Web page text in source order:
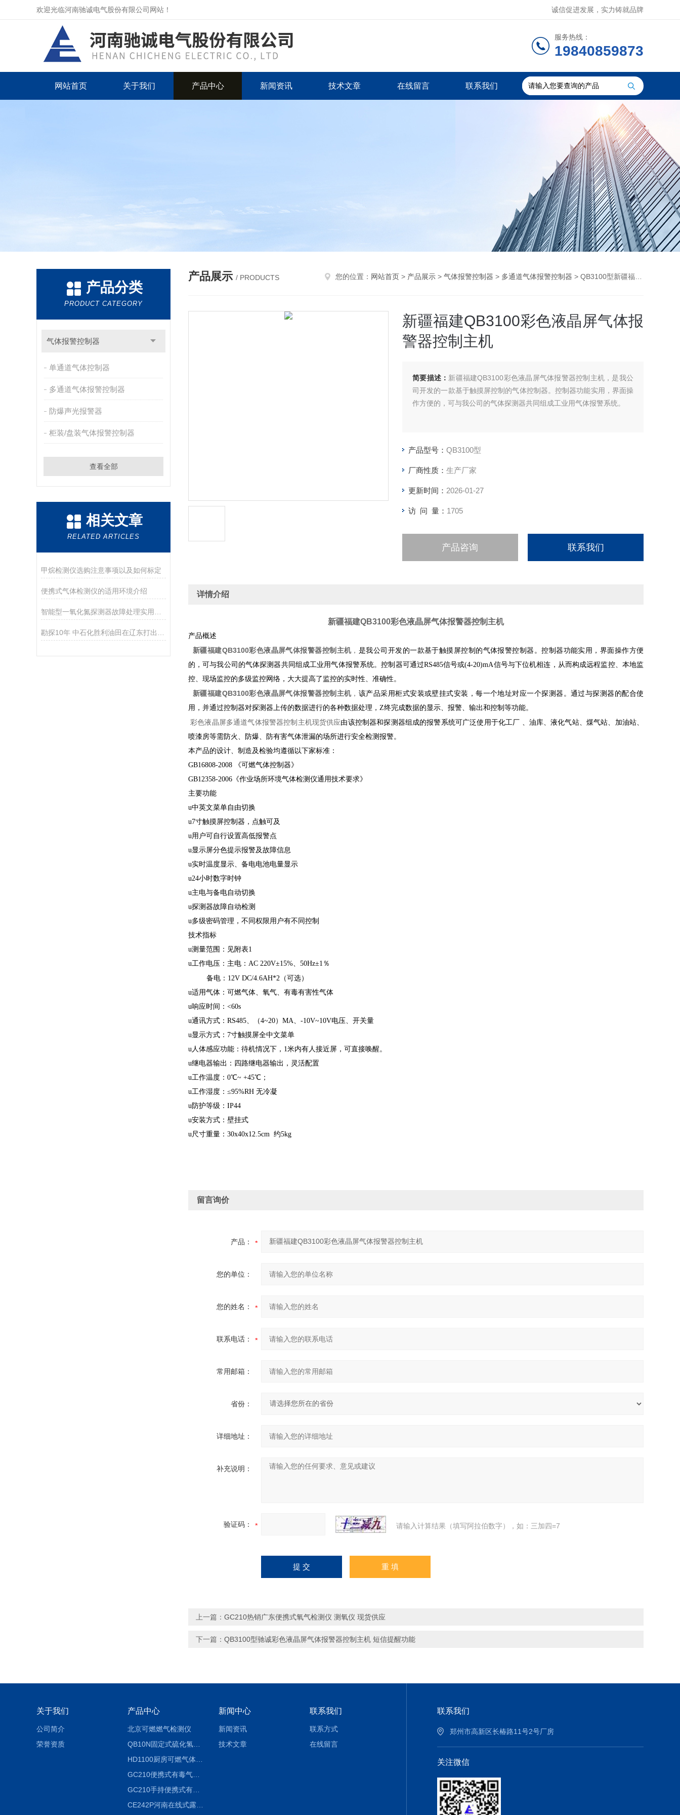
欢迎光临河南驰诚电气股份有限公司网站！ 诚信促进发展，实力铸就品牌
服务热线：
19840859873
网站首页 关于我们 产品中心 新闻资讯 技术文章 在线留言 联系我们
产品分类
PRODUCT CATEGORY
气体报警控制器
单通道气体控制器
多通道气体报警控制器
防爆声光报警器
柜装/盘装气体报警控制器
查看全部
相关文章
RELATED ARTICLES
甲烷检测仪选购注意事项以及如何标定
便携式气体检测仪的适用环境介绍
产品展示 / PRODUCTS 您的位置： 网站首页 > 产品展示 > 气体报警控制器 > 多通道气体报警控制器 > QB3100型新疆福建QB3100彩色液晶屏气体报警器控制主机
新疆福建QB3100彩色液晶屏气体报
警器控制主机
简要描述： 新疆福建QB3100彩色液晶屏气体报警器控制主机，是我公
司开发的一款基于触摸屏控制的气体控制器。控制器功能实用，界面操
作方便的，可与我公司的气体探测器共同组成工业用气体报警系统。
产品型号： QB3100型
厂商性质： 生产厂家
更新时间： 2026-01-27
访 问 量： 1705
产品咨询 联系我们
详情介绍
新疆福建QB3100彩色液晶屏气体报警器控制主机
产品概述
新疆福建QB3100彩色液晶屏气体报警器控制主机， 是我公司开发的一款基于触摸屏控制的气体报警控制器。控制器功能实用，界面操作方便
的，可与我公司的气体探测器共同组成工业用气体报警系统。控制器可通过RS485信号或(4-20)mA信号与下位机相连，从而构成远程监控、本地监
控、现场监控的多级监控网络，大大提高了监控的实时性、准确性。
新疆福建QB3100彩色液晶屏气体报警器控制主机， 该产品采用柜式安装或壁挂式安装，每一个地址对应一个探测器。通过与探测器的配合使
用，并通过控制器对探测器上传的数据进行的各种数据处理，Z终完成数据的显示、报警、输出和控制等功能。
彩色液晶屏多通道气体报警器控制主机现货供应由该控制器和探测器组成的报警系统可广泛使用于化工厂 、油库、液化气站、煤气站、加油站、
喷漆房等需防火、防爆、防有害气体泄漏的场所进行安全检测报警。
本产品的设计、制造及检验均遵循以下家标准：
GB16808-2008 《可燃气体控制器》
GB12358-2006《作业场所环境气体检测仪通用技术要求》
主要功能
u中英文菜单自由切换
u7寸触摸屏控制器，点触可及
u用户可自行设置高低报警点
u显示屏分色提示报警及故障信息
u实时温度显示、备电电池电量显示
u24小时数字时钟
u主电与备电自动切换
u探测器故障自动检测
u多级密码管理，不同权限用户有不同控制
技术指标
u测量范围：见附表1
u工作电压：主电：AC 220V±15%、50Hz±1％
备电：12V DC/4.6AH*2（可选）
u适用气体：可燃气体、氧气、有毒有害性气体
u响应时间：<60s
u通讯方式：RS485、（4~20）MA、-10V~10V电压、开关量
u显示方式：7寸触摸屏全中文菜单
u人体感应功能：待机情况下，1米内有人接近屏，可直接唤醒。
u继电器输出：四路继电器输出，灵活配置
u工作温度：0℃~ +45℃；
u工作湿度：≤95%RH 无冷凝
u防护等级：IP44
u安装方式：壁挂式
u尺寸重量：30x40x12.5cm 约5kg
留言询价
产品：
您的单位：
您的姓名：
联系电话：
常用邮箱：
省份：
详细地址：
补充说明：
验证码： 请输入计算结果（填写阿拉伯数字），如：三加四=7
上一篇： GC210热销广东便携式氧气检测仪 测氧仪 现货供应
下一篇： QB3100型驰诚彩色液晶屏气体报警器控制主机 短信提醒功能
关于我们
公司简介
荣誉资质
产品中心
北京可燃燃气检测仪
QB10N固定式硫化氢气体检测仪H2S气体泄漏探头
HD1100厨房可燃气体泄漏浓度探测器天然气检测仪
GC210便携式有毒气体浓度探测器氨气检测仪养殖场
GC210手持便携式有毒CL2气体探测器氯气检测仪
CE242P河南在线式露点仪
新闻中心
新闻资讯
技术文章
联系我们
联系方式
在线留言
联系我们
郑州市高新区长椿路11号2号厂房
关注微信